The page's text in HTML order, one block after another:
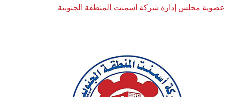
عضوية مجلس إدارة شركة اسمنت المنطقة الجنوبية